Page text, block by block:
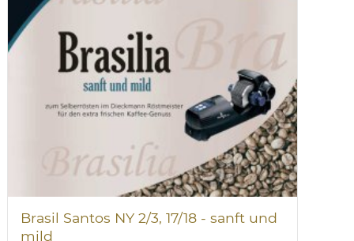
Brasil Santos NY 2/3, 17/18 - sanft und
mild